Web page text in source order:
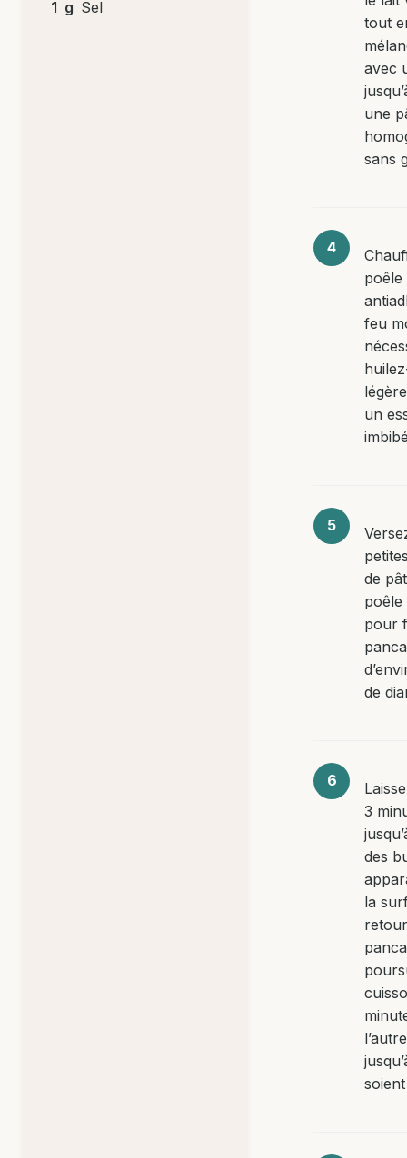
1 g Sel
tout
avec
une
sans
poêle
feu
un
de
poêle
pour
de
3
des
la